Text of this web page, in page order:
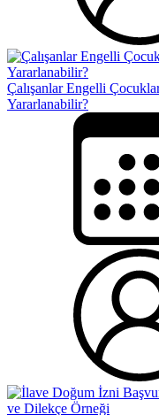
Çalışanlar Engelli
Yararlanabilir?